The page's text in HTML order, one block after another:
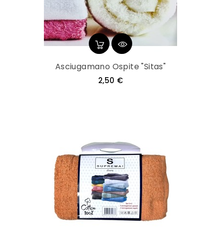
Asciugamano Ospite "Sitas"
2,50 €Prezzo